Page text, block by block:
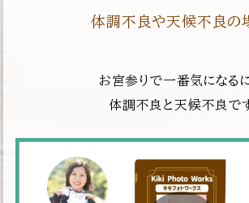
体調不良や天候不良の
お宮参りで一番気になる
体調不良と天候不良で